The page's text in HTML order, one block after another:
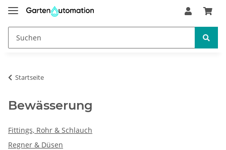
Startseite
Bewässerung
Fittings, Rohr & Schlauch
Regner & Düsen